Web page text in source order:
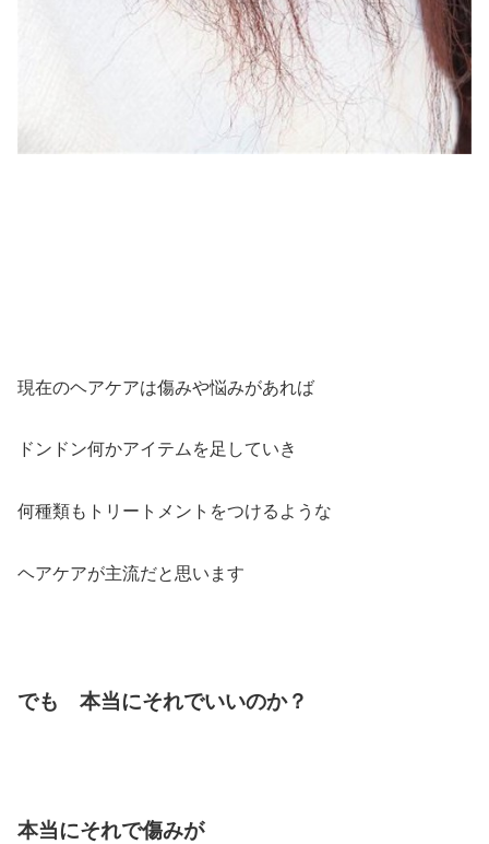
現在のヘアケアは傷みや悩みがあれば
ドンドン何かアイテムを足していき
何種類もトリートメントをつけるような
ヘアケアが主流だと思います
でも 本当にそれでいいのか？
本当にそれで傷みが